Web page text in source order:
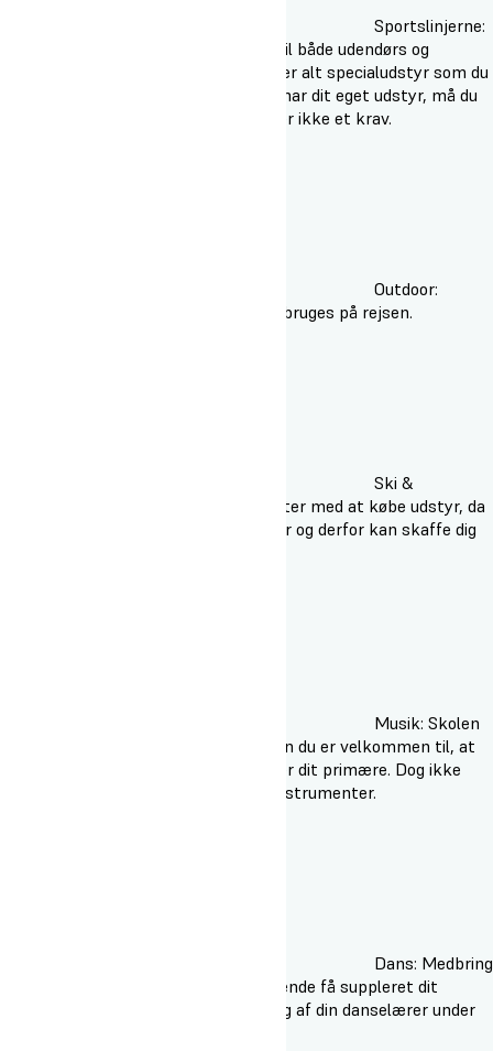
Sportslinjerne:
Medbring det sportstøj du har til både udendørs og
indendørs brug. Skolen råder over alt specialudstyr som du
får brug for på linjerne. Hvis du har dit eget udstyr, må du
gerne medbringe det, men det er ikke et krav.
Outdoor:
Sovepose og liggeunderlag skal bruges på rejsen.
Ski &
Snowboard: Vi anbefaler du venter med at købe udstyr, da
vi har gode aftaler mange steder og derfor kan skaffe dig
Musik: Skolen
har de basale instrumenter, men du er velkommen til, at
medbring det instrument som er dit primære. Dog ikke
trommesæt, klaver og større instrumenter.
Dans: Medbring
det dansetøj du har. Du kan løbende få suppleret dit
dansetøj under kyndig vejledning af din danselærer under